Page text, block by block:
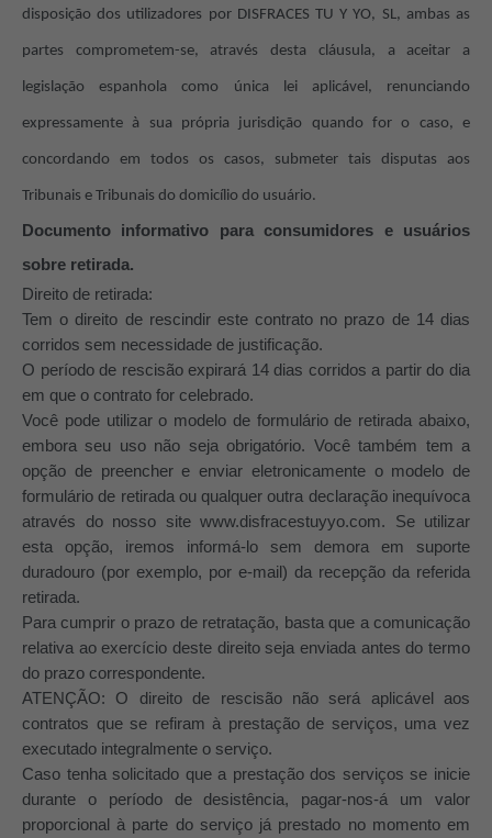
disposição dos utilizadores por DISFRACES TU Y YO, SL, ambas as
partes comprometem-se, através desta cláusula, a aceitar a
legislação espanhola como única lei aplicável, renunciando
expressamente à sua própria jurisdição quando for o caso, e
concordando em todos os casos, submeter tais disputas aos
Tribunais e Tribunais do domicílio do usuário.
Documento informativo para consumidores e usuários
sobre retirada.
Direito de retirada:
Tem o direito de rescindir este contrato no prazo de 14 dias
corridos sem necessidade de justificação.
O período de rescisão expirará 14 dias corridos a partir do dia
em que o contrato for celebrado.
Você pode utilizar o modelo de formulário de retirada abaixo,
embora seu uso não seja obrigatório. Você também tem a
opção de preencher e enviar eletronicamente o modelo de
formulário de retirada ou qualquer outra declaração inequívoca
através do nosso site www.disfracestuyyo.com. Se utilizar
esta opção, iremos informá-lo sem demora em suporte
duradouro (por exemplo, por e-mail) da recepção da referida
retirada.
Para cumprir o prazo de retratação, basta que a comunicação
relativa ao exercício deste direito seja enviada antes do termo
do prazo correspondente.
ATENÇÃO: O direito de rescisão não será aplicável aos
contratos que se refiram à prestação de serviços, uma vez
executado integralmente o serviço.
Caso tenha solicitado que a prestação dos serviços se inicie
durante o período de desistência, pagar-nos-á um valor
proporcional à parte do serviço já prestado no momento em